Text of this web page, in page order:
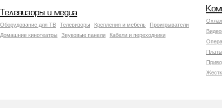
Телевизоры и медиа
Оборудование для ТВ Телевизоры Крепления и мебель
Проигрыватели
Домашние кинотеатры
Звуковые панели Кабели и переходники